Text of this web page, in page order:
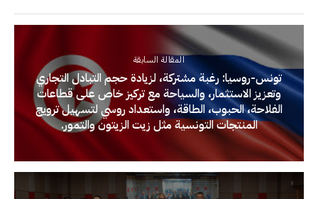
المقالة السابقة
تونس-روسيا: رغبة مشتركة، لزيادة حجم التبادل التجاري
وتعزيز الاستثمار، والسياحة مع تركيز خاص على قطاعات
الفلاحة، الحبوب، الطاقة، واستعداد روسي لتسهيل ترويج
المنتجات التونسية مثل زيت الزيتون والتمور.